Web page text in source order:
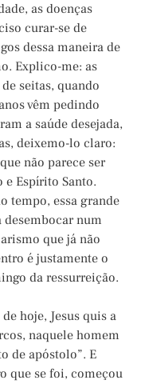
as doenças
curar-se de
dessa maneira de
Explico-me: as
seitas, quando
vêm pedindo
a saúde desejada,
deixemo-lo claro:
não parece ser
e Espírito Santo.
tempo, essa grande
desembocar num
que já não
é justamente o
da ressurreição.
hoje, Jesus quis a
naquele homem
de apóstolo”. E
que se foi, começou